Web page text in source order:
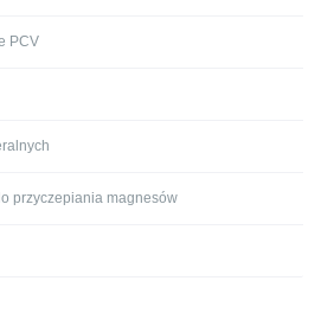
PCV
przyczepiania magnesów